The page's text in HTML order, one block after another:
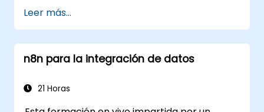
Desarrollar y desplegar nodos
personalizados para ampliar la
funcionalidad de n8n.
Optimizar los flujos de trabajo para
entornos con gran volumen de datos.
Leer más...
n8n para la integración de datos
21 Horas